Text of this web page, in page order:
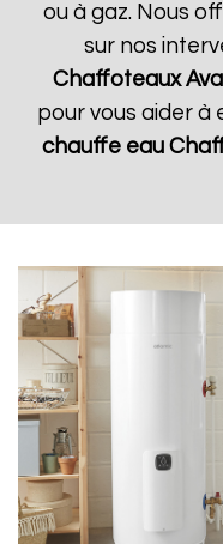
ou à gaz. Nous
sur nos
Chaffoteaux
pour vous aider à
chauffe eau